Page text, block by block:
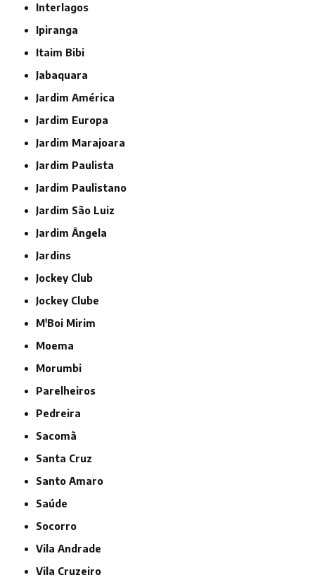
Interlagos
Ipiranga
Itaim Bibi
Jabaquara
Jardim América
Jardim Europa
Jardim Marajoara
Jardim Paulista
Jardim Paulistano
Jardim São Luiz
Jardim Ângela
Jardins
Jockey Club
Jockey Clube
M'Boi Mirim
Moema
Morumbi
Parelheiros
Pedreira
Sacomã
Santa Cruz
Santo Amaro
Saúde
Socorro
Vila Andrade
Vila Cruzeiro